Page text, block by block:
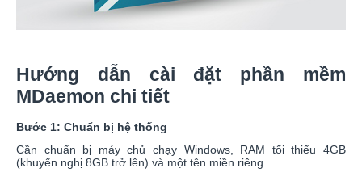
Hướng dẫn cài đặt phần mềm
MDaemon chi tiết
Bước 1: Chuẩn bị hệ thống
Cần chuẩn bị máy chủ chạy Windows, RAM tối thiểu 4GB
(khuyến nghị 8GB trở lên) và một tên miền riêng.